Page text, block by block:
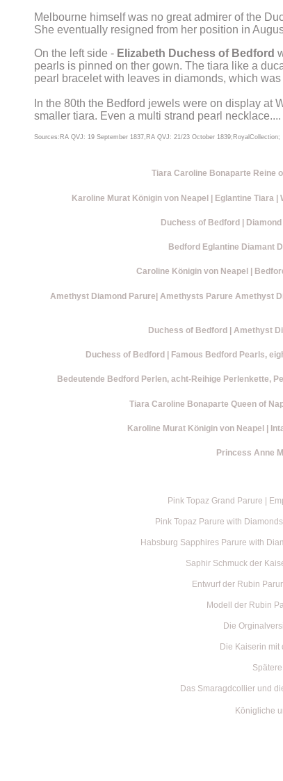
Melbourne himself was no great admirer of the
She eventually resigned from her position in
On the left side - Elizabeth Duchess of Bedford
pearls is pinned on ther gown. The tiara like a
pearl bracelet with leaves in diamonds, which
In the 80th the Bedford jewels were on display at
smaller tiara. Even a multi strand pearl necklace....
Sources:RA QVJ: 19 September 1837,RA QVJ: 21/23 October 1839;RoyalCollection;
Tiara Caroline Bonaparte Reine
Karoline Murat Königin von Neapel | Eglantine Tiara
Duchess of Bedford |
Bedford Eglantine Diamant
Caroline Königin von Neapel |
Amethyst Diamond Parure| Amethysts Parure Amethyst
Duchess of Bedford | Amethyst
Duchess of Bedford | Famous Bedford Pearls,
Bedeutende Bedford Perlen, acht-Reihige Perlenkette,
Tiara Caroline Bonaparte Queen of
Karoline Murat Königin von Neapel |
Princess Anne
Pink Topaz Grand Parure |
Pink Topaz Parure with
Habsburg Sapphires Parure with
Saphir Schmuck der
Entwurf der Rubin
Modell der Rubin
Die
Die Kaiserin mit
Das Smaragdcollier und
Königliche